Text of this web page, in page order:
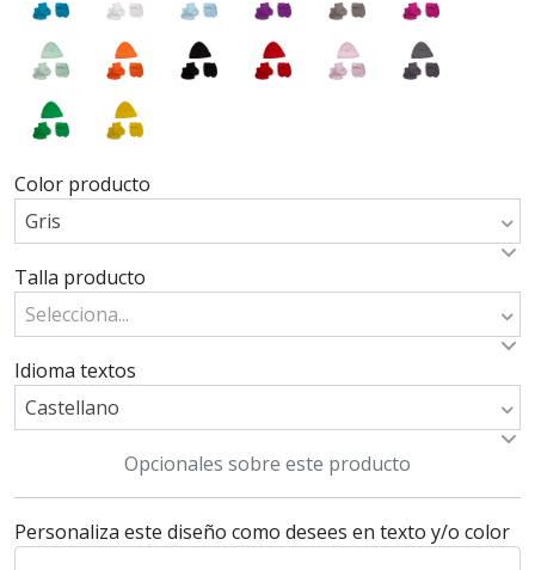
Color producto
Gris
Talla producto
Selecciona...
Idioma textos
Castellano
Opcionales sobre este producto
Personaliza este diseño como desees en texto y/o color